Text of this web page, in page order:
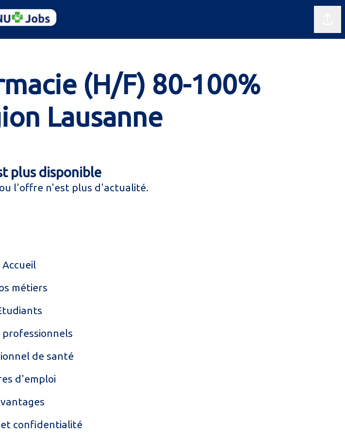
(H/F) 80-100%
Lausanne
plus disponible
l'offre n'est plus d'actualité.
Accueil
métiers
professionnels
de santé
d'emploi
et confidentialité